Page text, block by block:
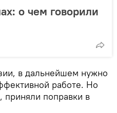
о чем говорили
в дальнейшем нужно
работе. Но
поправки в